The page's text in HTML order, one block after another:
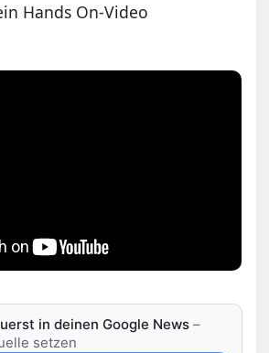
Hands On-Video
in deinen Google News –
setzen